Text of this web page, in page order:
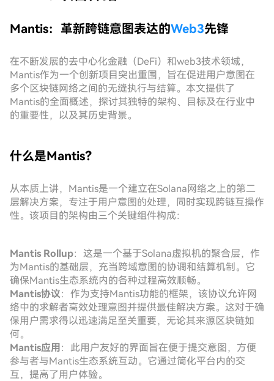
Mantis：革新跨链意图表达的Web3先锋
在不断发展的去中心化金融（DeFi）和web3技术领域，
Mantis作为一个创新项目突出重围，旨在促进用户意图在
多个区块链网络之间的无缝执行与结算。本文提供了
Mantis的全面概述，探讨其独特的架构、目标及在行业中
的重要性，以及其历史背景。
什么是Mantis？
从本质上讲，Mantis是一个建立在Solana网络之上的第二
层解决方案，专注于用户意图的处理，同时实现跨链互操作
性。该项目的架构由三个关键组件构成：
Mantis Rollup：这是一个基于Solana虚拟机的聚合层，作
为Mantis的基础层，充当跨域意图的协调和结算机制。它
确保Mantis生态系统内的各种过程高效顺畅。
Mantis协议：作为支持Mantis功能的框架，该协议允许网
络中的求解者高效处理意图并提供最佳解决方案。这对于确
保用户需求得以迅速满足至关重要，无论其来源区块链如
何。
Mantis应用 ：此用户友好的界面旨在便于提交意图，方便
参与者与Mantis生态系统互动。它通过简化平台内的交
互，提高了用户体验。